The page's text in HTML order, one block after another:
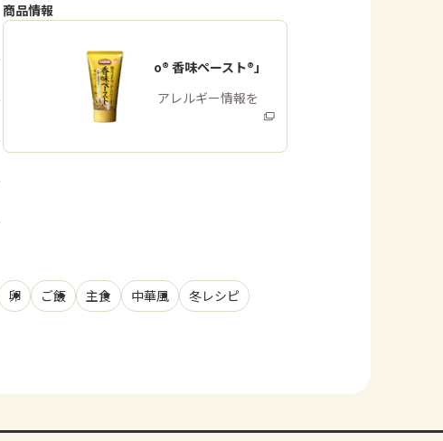
商品情報
「Cook Do® 香味ペースト®」
商品・アレルギー情報を
卵 ご飯 主食 中華風
冬レシピ